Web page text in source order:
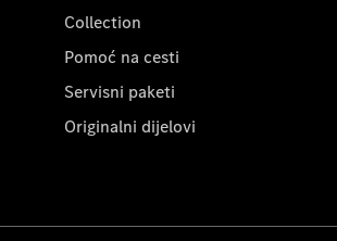
Collection
Pomoć na cesti
Servisni paketi
Originalni dijelovi